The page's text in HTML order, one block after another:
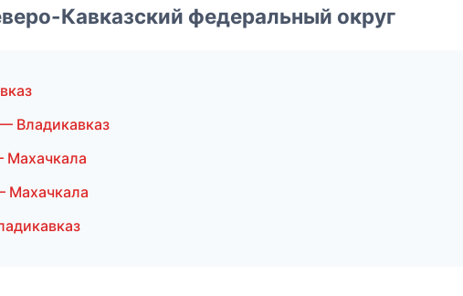
Кавказский федеральный округ
Владикавказ
Махачкала
Махачкала